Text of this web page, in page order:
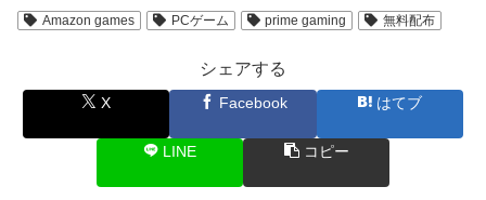
Amazon games PCゲーム prime gaming 無料配布
シェアする
X Facebook はてブ
LINE コピー